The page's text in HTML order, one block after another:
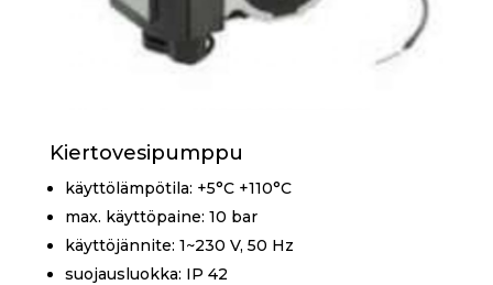
Kiertovesipumppu
käyttölämpötila: +5°C +110°C
max. käyttöpaine: 10 bar
käyttöjännite: 1~230 V, 50 Hz
suojausluokka: IP 42